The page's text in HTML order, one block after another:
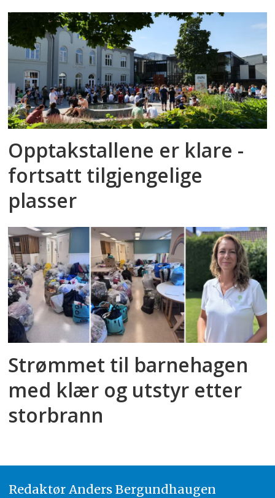
Opptakstallene er klare -
fortsatt tilgjengelige
plasser
Strømmet til barnehagen
med klær og utstyr etter
storbrann
Redaktør Anders Bergundhaugen